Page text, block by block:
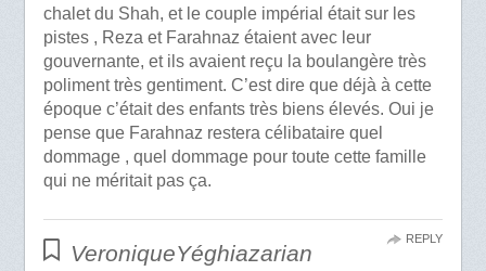
chalet du Shah, et le couple impérial était sur les
pistes , Reza et Farahnaz étaient avec leur
gouvernante, et ils avaient reçu la boulangère très
poliment très gentiment. C’est dire que déjà à cette
époque c’était des enfants très biens élevés. Oui je
pense que Farahnaz restera célibataire quel
dommage , quel dommage pour toute cette famille
qui ne méritait pas ça.
VeroniqueYéghiazarian
REPLY